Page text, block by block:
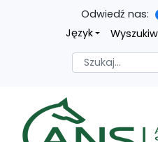
Przejdź
treści
głównej
Przejdź
menu
Przejdź
wyszukiwarki
Przejdź
mapy
strony
Odwiedź nas:
Język
Szukaj